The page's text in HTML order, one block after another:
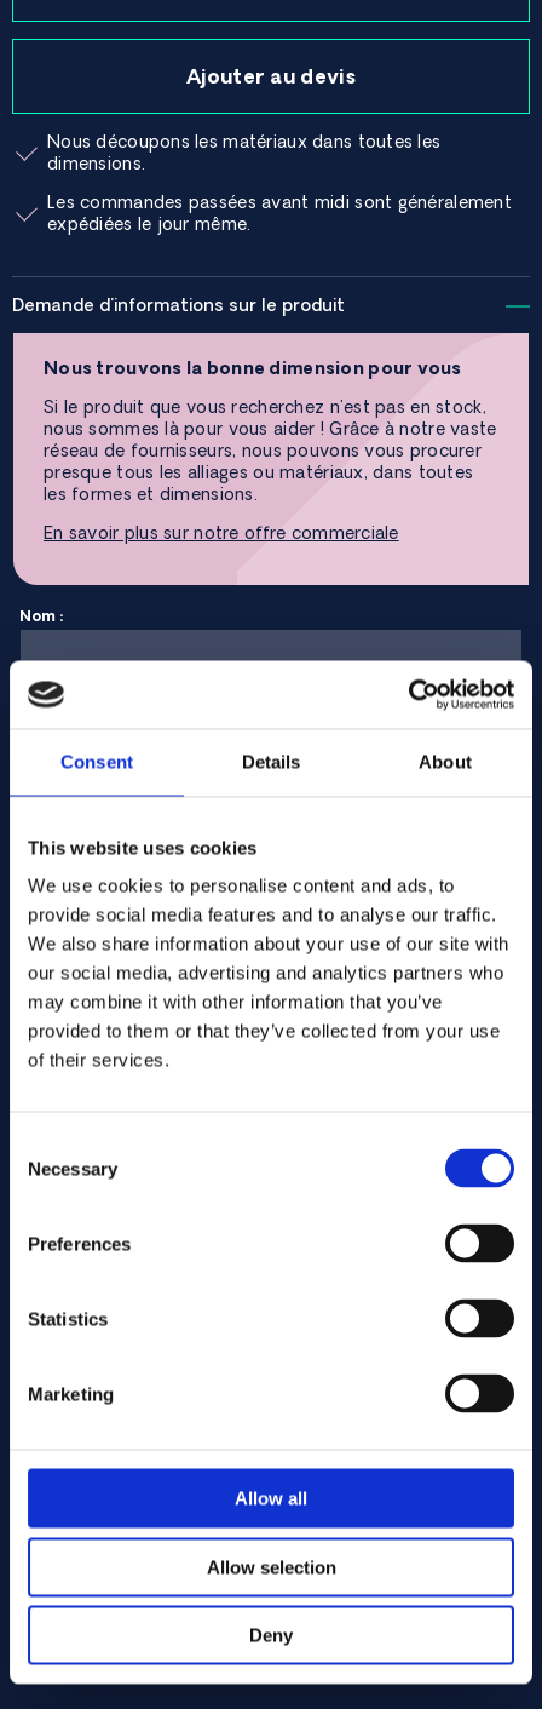
Consent Details About
This website uses cookies
We use cookies to personalise content and ads, to
provide social media features and to analyse our traffic.
We also share information about your use of our site with
our social media, advertising and analytics partners who
may combine it with other information that you’ve
provided to them or that they’ve collected from your use
of their services.
Selection
Necessary
Preferences
Statistics
Marketing
Allow all
Allow selection
Deny
Ajouter au devis
Nous découpons les matériaux dans toutes les
dimensions.
Les commandes passées avant midi sont généralement
expédiées le jour même.
Demande d'informations sur le produit
Nous trouvons la bonne dimension pour vous
Si le produit que vous recherchez n'est pas en stock,
nous sommes là pour vous aider ! Grâce à notre vaste
réseau de fournisseurs, nous pouvons vous procurer
presque tous les alliages ou matériaux, dans toutes
les formes et dimensions.
En savoir plus sur notre offre commerciale
Nom :
Adresse électronique :
Saisissez la quantité
Votre message
Cutting services